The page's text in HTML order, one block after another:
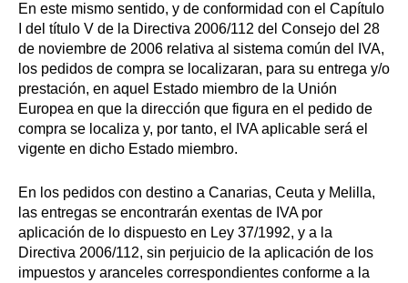
En este mismo sentido, y de conformidad con el Capítulo
I del título V de la Directiva 2006/112 del Consejo del 28
de noviembre de 2006 relativa al sistema común del IVA,
los pedidos de compra se localizaran, para su entrega y/o
prestación, en aquel Estado miembro de la Unión
Europea en que la dirección que figura en el pedido de
compra se localiza y, por tanto, el IVA aplicable será el
vigente en dicho Estado miembro.
En los pedidos con destino a Canarias, Ceuta y Melilla,
las entregas se encontrarán exentas de IVA por
aplicación de lo dispuesto en Ley 37/1992, y a la
Directiva 2006/112, sin perjuicio de la aplicación de los
impuestos y aranceles correspondientes conforme a la